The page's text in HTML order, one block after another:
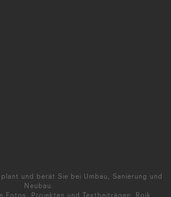
und berät Sie bei Umbau, Sanierung und
Neubau.
Fotos, Projekten und Textbeiträgen: Roik